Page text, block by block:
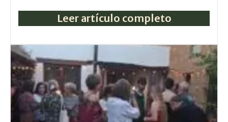
Leer artículo completo